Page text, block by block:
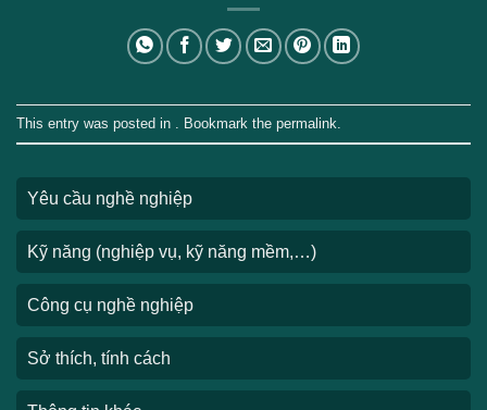
Yêu cầu nghề nghiệp
Kỹ năng (nghiệp vụ, kỹ năng mềm,…)
Công cụ nghề nghiệp
Sở thích, tính cách
This entry was posted in . Bookmark the permalink